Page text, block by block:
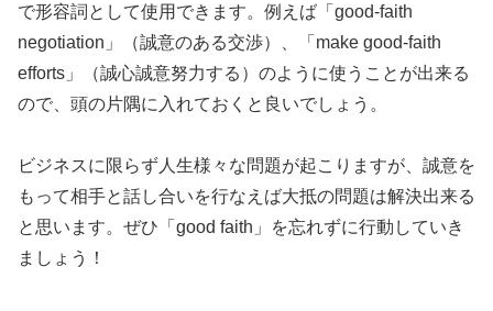
で形容詞として使用できます。例えば「good-faith
negotiation」（誠意のある交渉）、「make good-faith
efforts」（誠心誠意努力する）のように使うことが出来る
ので、頭の片隅に入れておくと良いでしょう。
ビジネスに限らず人生様々な問題が起こりますが、誠意を
もって相手と話し合いを行なえば大抵の問題は解決出来る
と思います。ぜひ「good faith」を忘れずに行動していき
ましょう！